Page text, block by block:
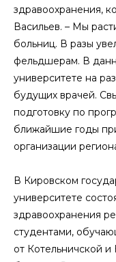
здравоохранения,
Васильев. – Мы
больниц. В разы
фельдшерам. В
университете на
будущих врачей.
подготовку по
ближайшие годы
организации
В Кировском
университете
здравоохранения
студентами,
от Котельничской